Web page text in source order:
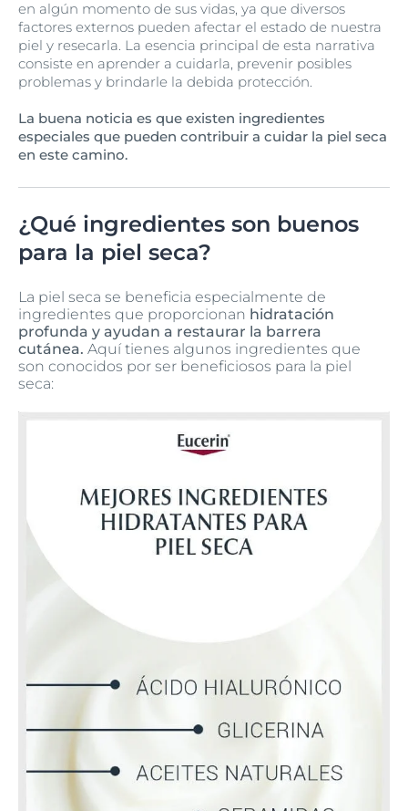
en algún momento de sus vidas, ya que diversos
factores externos pueden afectar el estado de nuestra
piel y resecarla. La esencia principal de esta narrativa
consiste en aprender a cuidarla, prevenir posibles
problemas y brindarle la debida protección.
La buena noticia es que existen ingredientes
especiales que pueden contribuir a cuidar la piel seca
en este camino.
¿Qué ingredientes son buenos
para la piel seca?
La piel seca se beneficia especialmente de
ingredientes que proporcionan hidratación
profunda y ayudan a restaurar la barrera
cutánea. Aquí tienes algunos ingredientes que
son conocidos por ser beneficiosos para la piel
seca: